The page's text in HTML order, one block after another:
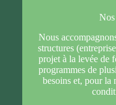
Nous
structures
projet à la levée de
programmes de
besoins et, pour la